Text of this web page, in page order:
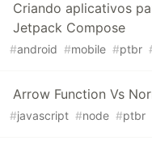
Criando aplicativos
Jetpack Compose
#android #mobile #ptbr
Arrow Function Vs
#javascript #node #ptbr